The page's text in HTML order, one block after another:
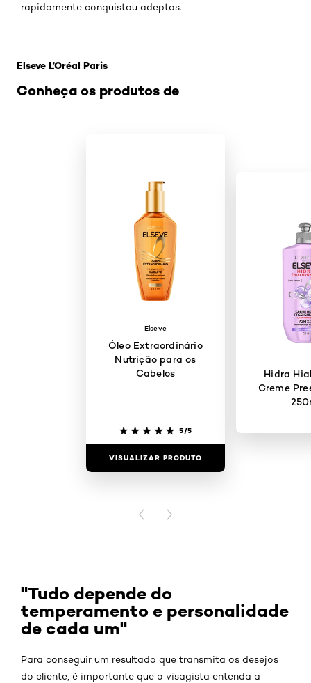
rapidamente conquistou adeptos.
Conheça os produtos de
Elseve L’Oréal Paris
Elseve
Óleo Extraordinário
Nutrição para os
Cabelos
5/5
VISUALIZAR PRODUTO
Hidra
Creme
PREVIOUS CARD
NEXT CARD
"Tudo depende do
temperamento e personalidade
de cada um"
Para conseguir um resultado que transmita os desejos
do cliente, é importante que o visagista entenda a